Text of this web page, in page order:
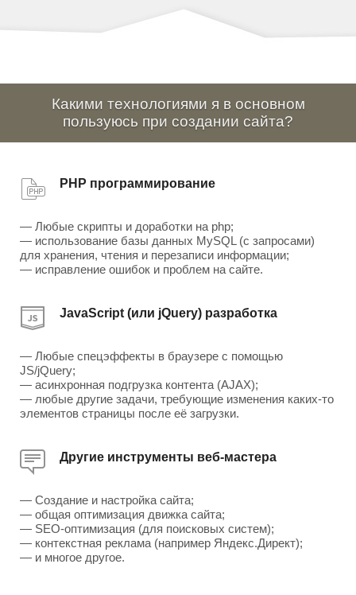
Какими технологиями я в основном
пользуюсь при создании сайта?
PHP программирование
— Любые скрипты и доработки на php;
— использование базы данных MySQL (с запросами)
для хранения, чтения и перезаписи информации;
— исправление ошибок и проблем на сайте.
JavaScript (или jQuery) разработка
— Любые спецэффекты в браузере с помощью
JS/jQuery;
— асинхронная подгрузка контента (AJAX);
— любые другие задачи, требующие изменения каких-то
элементов страницы после её загрузки.
Другие инструменты веб-мастера
— Создание и настройка сайта;
— общая оптимизация движка сайта;
— SEO-оптимизация (для поисковых систем);
— контекстная реклама (например Яндекс.Директ);
— и многое другое.